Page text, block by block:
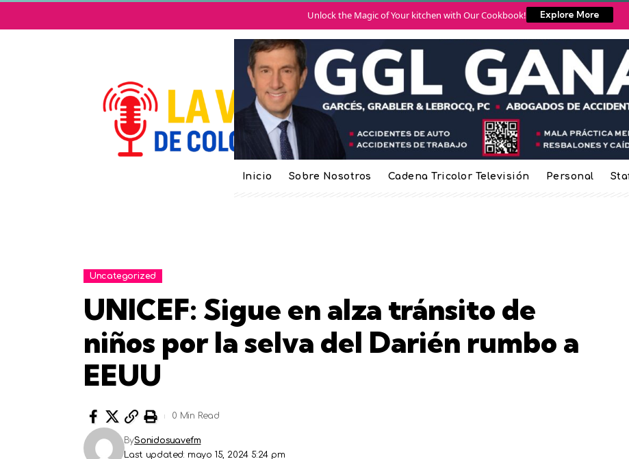
Unlock the Magic of Your kitchen with Our Cookbook! Explore More
Inicio Sobre Nosotros Cadena Tricolor Televisión Personal
Uncategorized
UNICEF: Sigue en alza tránsito de
niños por la selva del Darién rumbo a
EEUU
Last updated: mayo 15, 2024 5:24 pm
BySonidosuavefm
0 Min Read